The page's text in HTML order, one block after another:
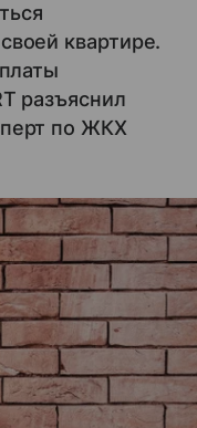
квартире.
разъяснил
по ЖКХ